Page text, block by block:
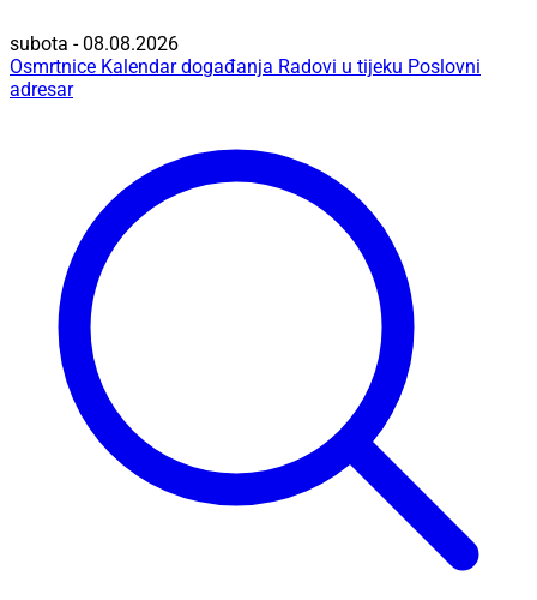
subota - 08.08.2026
Osmrtnice Kalendar događanja Radovi u tijeku Poslovni
adresar